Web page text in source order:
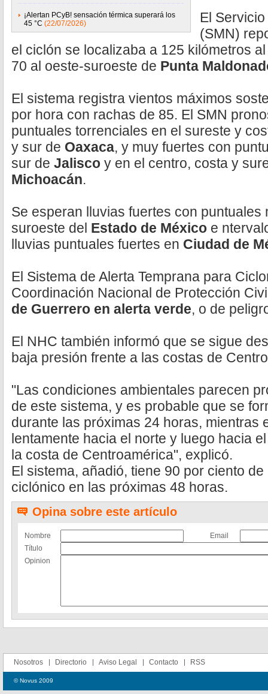
¡Alertan PCyB! sensación térmica superará los
45 °C (22/07/2026)
El
(SMN)
el ciclón se localizaba a 125 kilómetros
70 al oeste-suroeste de Punta
El sistema registra vientos máximos
por hora con rachas de 85. El SMN
puntuales torrenciales en el sureste y
y sur de Oaxaca, y muy fuertes con
sur de Jalisco y en el centro, costa y
Michoacán.
Se esperan lluvias fuertes con puntuales
suroeste del Estado de México e
lluvias puntuales fuertes en Ciudad de
El Sistema de Alerta Temprana para
Coordinación Nacional de Protección
de Guerrero en alerta verde, o de
El NHC también informó que se sigue
baja presión frente a las costas de
"Las condiciones ambientales parecen
de este sistema, y es probable que se
durante las próximas 24 horas, mientras
lentamente hacia el norte y luego hacia
la costa de Centroamérica", explicó.
El sistema, añadió, tiene 90 por ciento
ciclónico en las próximas 48 horas.
Opina sobre este artículo
Nombre
Email
Título
Opinion
Nosotros Directorio Aviso Legal Contacto RSS
© Novus 2009